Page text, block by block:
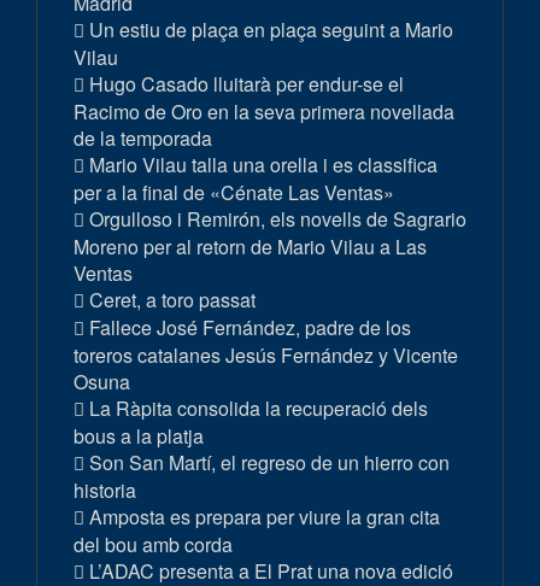
Un estiu de plaça en plaça seguint a Mario
Vilau
Hugo Casado lluitarà per endur-se el
Racimo de Oro en la seva primera novellada
de la temporada
Mario Vilau talla una orella i es classifica
per a la final de «Cénate Las Ventas»
Orgulloso i Remirón, els novells de Sagrario
Moreno per al retorn de Mario Vilau a Las
Ventas
Ceret, a toro passat
Fallece José Fernández, padre de los
toreros catalanes Jesús Fernández y Vicente
Osuna
La Ràpita consolida la recuperació dels
bous a la platja
Son San Martí, el regreso de un hierro con
historia
Amposta es prepara per viure la gran cita
del bou amb corda
L’ADAC presenta a El Prat una nova edició